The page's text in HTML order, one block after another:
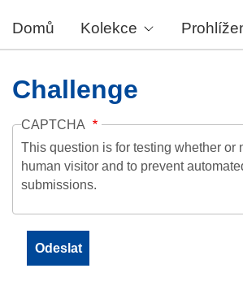
Domů Kolekce
Challenge
CAPTCHA
This question is for testing whether or
human visitor and to prevent
submissions.